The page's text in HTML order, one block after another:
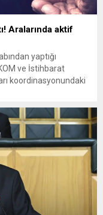
Aralarında aktif
yaptığı
ve İstihbarat
koordinasyonundaki
Kütahya, Manisa,
düzenlendiğini